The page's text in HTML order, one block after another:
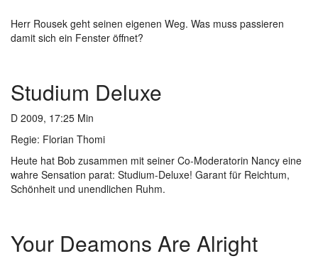
Herr Rousek geht seinen eigenen Weg. Was muss passieren
damit sich ein Fenster öffnet?
Studium Deluxe
D 2009, 17:25 Min
Regie: Florian Thomi
Heute hat Bob zusammen mit seiner Co-Moderatorin Nancy eine
wahre Sensation parat: Studium-Deluxe! Garant für Reichtum,
Schönheit und unendlichen Ruhm.
Your Deamons Are Alright